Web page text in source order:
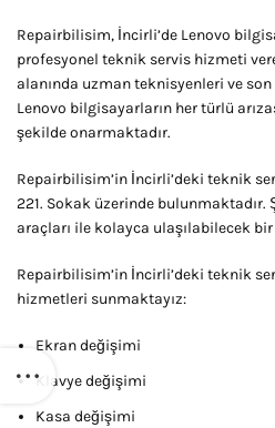
Repairbilisim, İncirli’de Lenovo
profesyonel teknik servis hizmeti
alanında uzman teknisyenleri ve
Lenovo bilgisayarların her türlü
şekilde onarmaktadır.
Repairbilisim’in İncirli’deki teknik
221. Sokak üzerinde bulunmaktadır.
araçları ile kolayca ulaşılabilecek
Repairbilisim’in İncirli’deki teknik
hizmetleri sunmaktayız:
Ekran değişimi
Klavye değişimi
Kasa değişimi